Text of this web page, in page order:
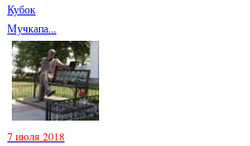
Кубок
Мучкапа...
7 июля 2018